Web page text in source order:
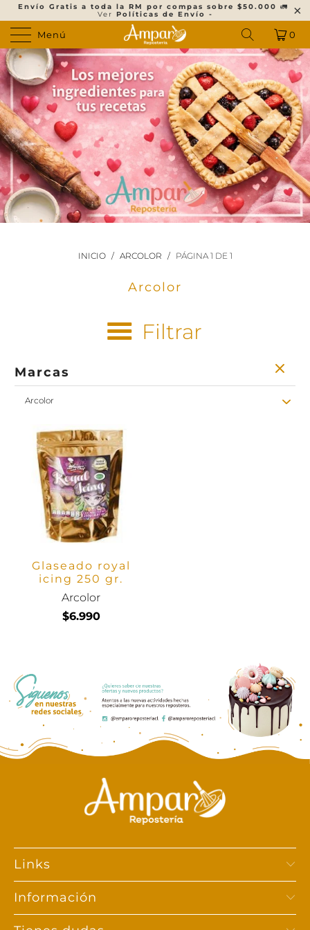
Envío Gratis a toda la RM por compas sobre $50.000 🚛
Ver Políticas de Envío -
Menú 0
INICIO / ARCOLOR / PÁGINA 1 DE 1
Arcolor
Filtrar
Marcas
Arcolor
Glaseado royal
icing 250 gr.
Arcolor
$6.990
Links
Información